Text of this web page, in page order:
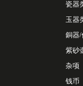
瓷器
玉器
銅器/
紫砂
杂项
钱币